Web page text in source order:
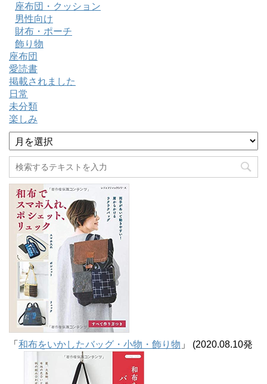
座布団・クッション
男性向け
財布・ポーチ
飾り物
座布団
愛読書
掲載されました
日常
未分類
楽しみ
ア
ー
カ
イ
ブ
「 和布をいかしたバッグ・小物・飾り物 」 (2020.08.10発